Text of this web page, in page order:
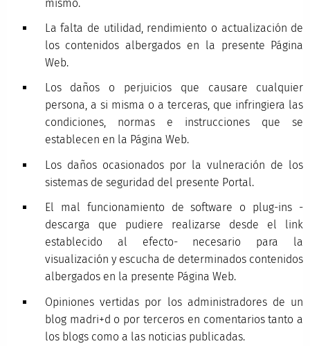
mismo.
La falta de utilidad, rendimiento o actualización de
los contenidos albergados en la presente Página
Web.
Los daños o perjuicios que causare cualquier
persona, a si misma o a terceras, que infringiera las
condiciones, normas e instrucciones que se
establecen en la Página Web.
Los daños ocasionados por la vulneración de los
sistemas de seguridad del presente Portal.
El mal funcionamiento de software o plug-ins -
descarga que pudiere realizarse desde el link
establecido al efecto- necesario para la
visualización y escucha de determinados contenidos
albergados en la presente Página Web.
Opiniones vertidas por los administradores de un
blog madri+d o por terceros en comentarios tanto a
los blogs como a las noticias publicadas.